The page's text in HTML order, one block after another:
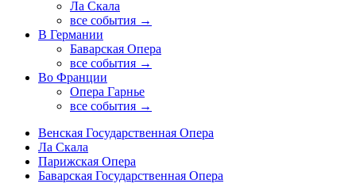
Ла Скала
все события →
В Германии
Баварская Опера
все события →
Во Франции
Опера Гарнье
все события →
Венская Государственная Опера
Ла Скала
Парижская Опера
Баварская Государственная Опера